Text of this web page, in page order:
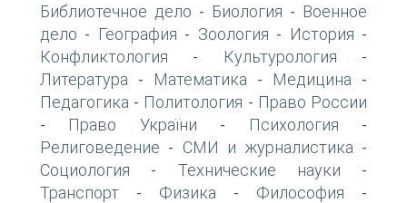
Библиотечное дело - Биология - Военное
дело - География - Зоология - История -
Конфликтология - Культурология -
Литература - Математика - Медицина -
Педагогика - Политология - Право России
- Право України - Психология -
Религоведение - СМИ и журналистика -
Социология - Технические науки -
Транспорт - Физика - Философия -